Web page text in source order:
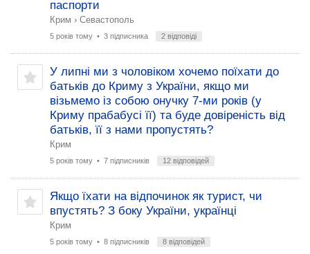
паспорти
Крим › Севастополь
5 років тому • 3 підписника 2 відповіді
У липні ми з чоловіком хочемо поїхати до
батьків до Криму з України, якщо ми
візьмемо із собою онучку 7-ми років (у
Криму прабабусі її) та буде довіреність від
батьків, її з нами пропустять?
Крим
5 років тому • 7 підписників 12 відповідей
Якщо їхати на відпочинок як турист, чи
впустять? З боку України, українці
Крим
5 років тому • 8 підписників 8 відповідей